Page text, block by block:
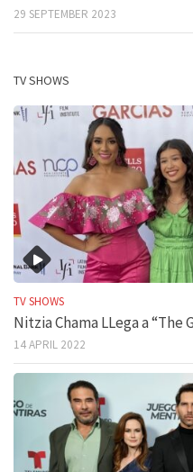
29 SEPTEMBER 2023
TV SHOWS
TV SHOWS
Nitzia Chama LLega a “The
14 APRIL 2022